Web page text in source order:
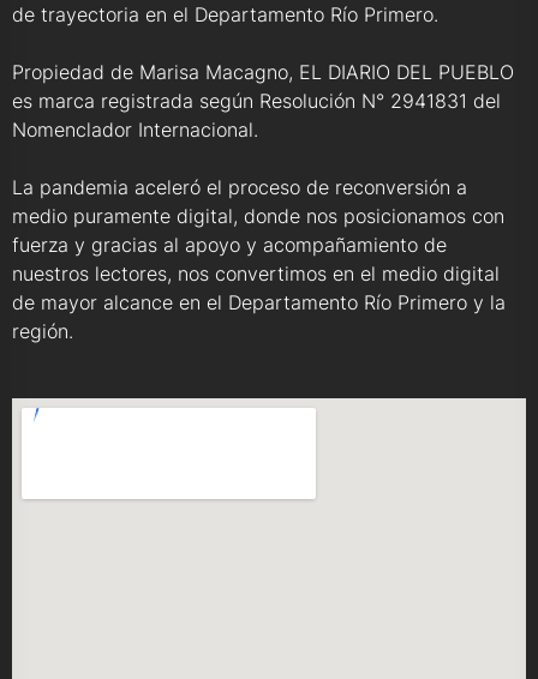
de trayectoria en el Departamento Río Primero.
Propiedad de Marisa Macagno, EL DIARIO DEL PUEBLO
es marca registrada según Resolución N° 2941831 del
Nomenclador Internacional.
La pandemia aceleró el proceso de reconversión a
medio puramente digital, donde nos posicionamos con
fuerza y gracias al apoyo y acompañamiento de
nuestros lectores, nos convertimos en el medio digital
de mayor alcance en el Departamento Río Primero y la
región.